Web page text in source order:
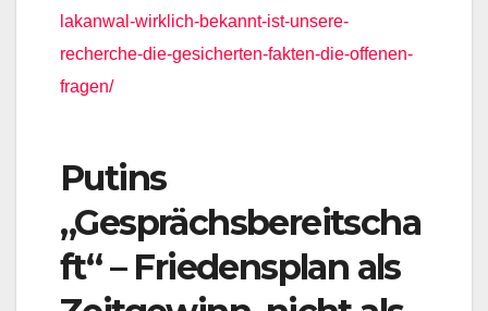
lakanwal-wirklich-bekannt-ist-unsere-
recherche-die-gesicherten-fakten-die-offenen-
fragen/
Putins
„Gesprächsbereitscha
ft“ – Friedensplan als